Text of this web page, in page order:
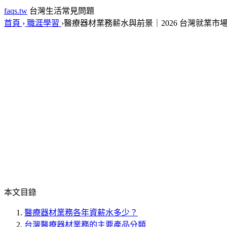
faqs.tw 台灣生活常見問題
首頁 › 職涯學習 ›醫療器材業務薪水與前景｜2026 台灣就業市
本文目錄
醫療器材業務各年資薪水多少？
台灣醫療器材業務的主要產品分類